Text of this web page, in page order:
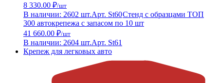
8 330.00 ₽/шт
В наличии: 2602 шт.Арт. St60Стенд с образцами ТОП
300 автокрепежа с запасом по 10 шт
41 660.00 ₽/шт
В наличии: 2604 шт.Арт. St61
Крепеж для легковых авто